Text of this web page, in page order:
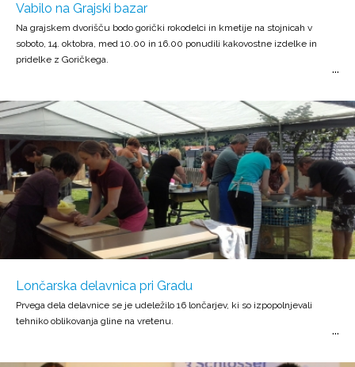
Vabilo na Grajski bazar
Na grajskem dvorišču bodo gorički rokodelci in kmetije na stojnicah v
soboto, 14. oktobra, med 10.00 in 16.00 ponudili kakovostne izdelke in
pridelke z Goričkega.
Lončarska delavnica pri Gradu
Prvega dela delavnice se je udeležilo 16 lončarjev, ki so izpopolnjevali
tehniko oblikovanja gline na vretenu.